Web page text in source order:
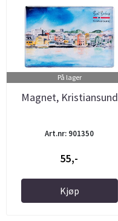
På lager
Magnet, Kristiansund
Art.nr: 901350
55,-
Kjøp